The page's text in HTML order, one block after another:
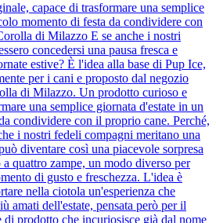
capace di trasformare una semplice
momento di festa da condividere con
di Milazzo E se anche i nostri
concedersi una pausa fresca e
estive? È l'idea alla base di Pup Ice,
per i cani e proposto dal negozio
di Milazzo. Un prodotto curioso e
una semplice giornata d'estate in un
condividere con il proprio cane. Perché,
i nostri fedeli compagni meritano una
diventare così una piacevole sorpresa
quattro zampe, un modo diverso per
di gusto e freschezza. L'idea è
nella ciotola un'esperienza che
amati dell'estate, pensata però per il
prodotto che incuriosisce già dal nome